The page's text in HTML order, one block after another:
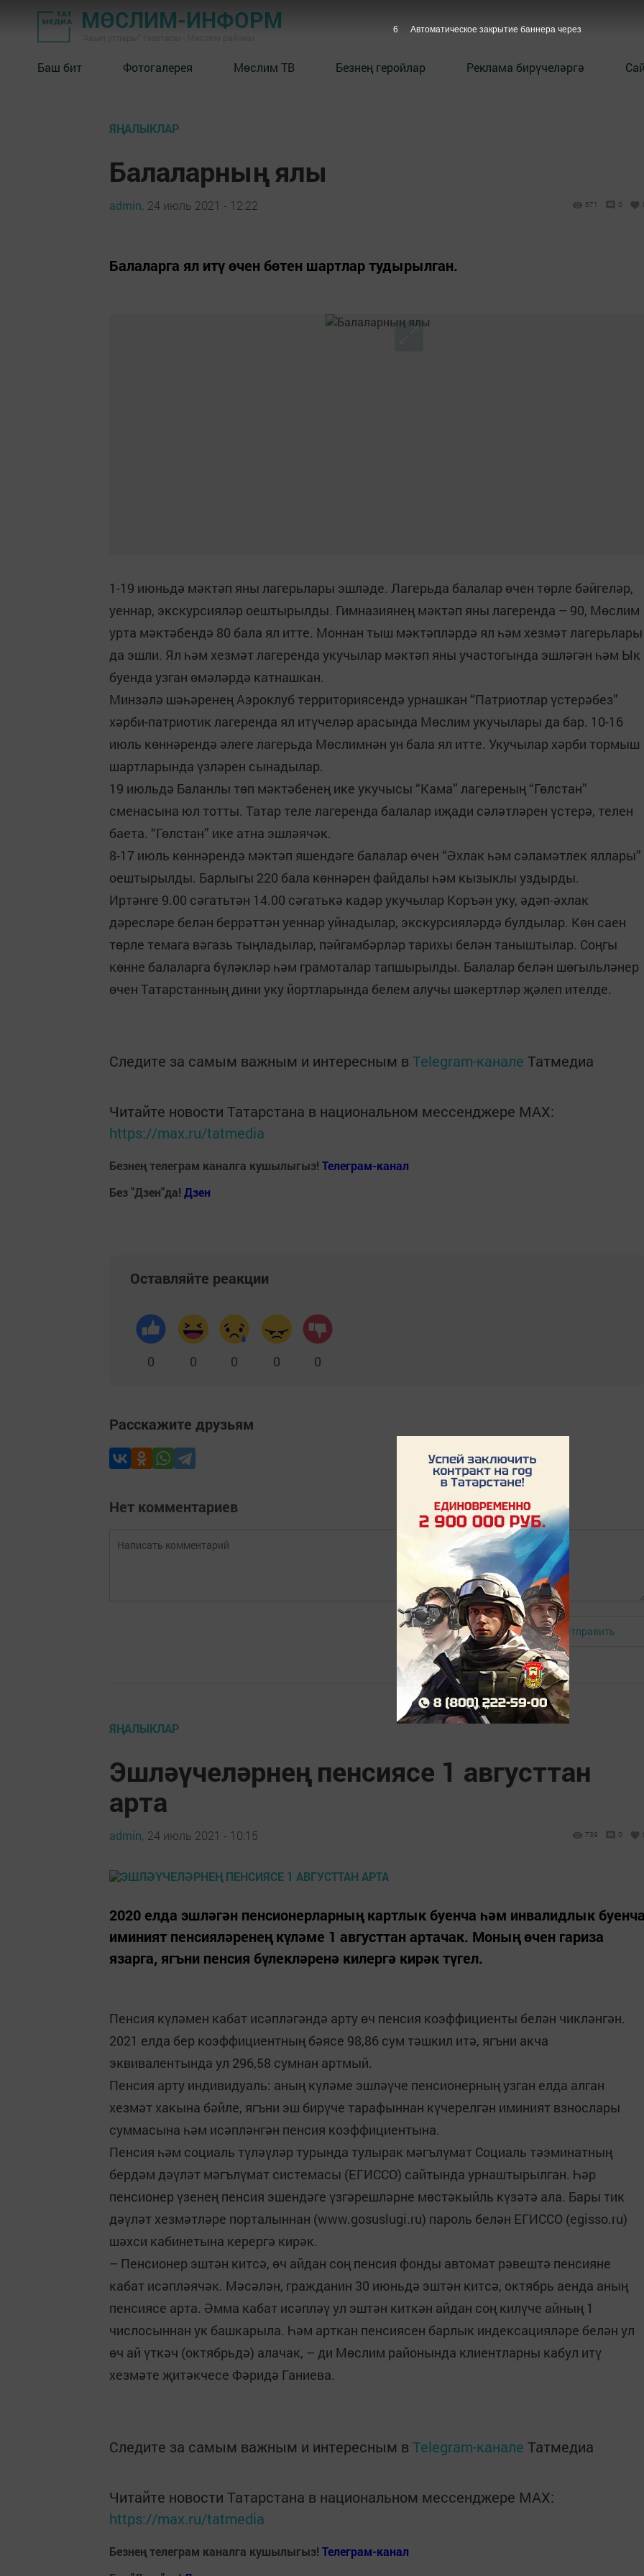
МӨСЛИМ-ИНФОРМ
Баш бит Фотогалерея Мөслим ТВ Безнең геройлар Реклама бирүчеләргә
ЯҢАЛЫКЛАР
Балаларның ялы
admin, 24 июль 2021 - 12:22 671 0
Балаларга ял итү өчен бөтен шартлар тудырылган.
1-19 июньдә мәктәп яны лагерьлары эшләде. Лагерьда балалар өчен төрле бәйгеләр,
уеннар, экскурсияләр оештырылды. Гимназиянең мәктәп яны лагеренда – 90, Мөслим
урта мәктәбендә 80 бала ял итте. Моннан тыш мәктәпләрдә ял һәм хезмәт лагерьлары
да эшли. Ял һәм хезмәт лагеренда укучылар мәктәп яны участогында эшләгән һәм Ык
буенда узган өмәләрдә катнашкан.
Минзәлә шәһәренең Аэроклуб территориясендә урнашкан “Патриотлар үстерәбез”
хәрби-патриотик лагеренда ял итүчеләр арасында Мөслим укучылары да бар. 10-16
июль көннәрендә әлеге лагерьда Мөслимнән ун бала ял итте. Укучылар хәрби тормыш
шартларында үзләрен сынадылар.
19 июльдә Баланлы төп мәктәбенең ике укучысы “Кама” лагереның “Гөлстан”
сменасына юл тотты. Татар теле лагеренда балалар иҗади сәләтләрен үстерә, телен
баета. “Гөлстан” ике атна эшләячәк.
8-17 июль көннәрендә мәктәп яшендәге балалар өчен “Әхлак һәм сәламәтлек яллары”
оештырылды. Барлыгы 220 бала көннәрен файдалы һәм кызыклы уздырды.
Иртәнге 9.00 сәгатьтән 14.00 сәгатькә кадәр укучылар Коръән уку, әдәп-әхлак
дәресләре белән беррәттән уеннар уйнадылар, экскурсияләрдә булдылар. Көн саен
төрле темага вәгазь тыңладылар, пәйгамбәрләр тарихы белән таныштылар. Соңгы
көнне балаларга бүләкләр һәм грамоталар тапшырылды. Балалар белән шөгыльләнер
өчен Татарстанның дини уку йортларында белем алучы шәкертләр җәлеп ителде.
Следите за самым важным и интересным в Telegram-канале Татмедиа
Читайте новости Татарстана в национальном мессенджере MАХ:
https://max.ru/tatmedia
Безнең телеграм каналга кушылыгыз! Телеграм-канал
Без "Дзен"да! Дзен
Оставляйте реакции
0 0 0 0 0
Расскажите друзьям
Нет комментариев
Авторизоваться Отправить
ЯҢАЛЫКЛАР
Эшләүчеләрнең пенсиясе 1 августтан
арта
admin, 24 июль 2021 - 10:15 739 0
2020 елда эшләгән пенсионерларның картлык буенча һәм инвалидлык
иминият пенсияләренең күләме 1 августтан артачак. Моның өчен гариза
язарга, ягъни пенсия бүлекләренә килергә кирәк түгел.
Пенсия күләмен кабат исәпләгәндә арту өч пенсия коэффициенты белән чикләнгән.
2021 елда бер коэффициентның бәясе 98,86 сум тәшкил итә, ягъни акча
эквивалентында ул 296,58 сумнан артмый.
Пенсия арту индивидуаль: аның күләме эшләүче пенсионерның узган елда алган
хезмәт хакына бәйле, ягъни эш бирүче тарафыннан күчерелгән иминият взнослары
суммасына һәм исәпләнгән пенсия коэффициентына.
Пенсия һәм социаль түләүләр турында тулырак мәгълүмат Социаль тәэминатның
бердәм дәүләт мәгълүмат системасы (ЕГИССО) сайтында урнаштырылган. Һәр
пенсионер үзенең пенсия эшендәге үзгәрешләрне мөстәкыйль күзәтә ала. Бары тик
дәүләт хезмәтләре порталыннан (www.gosuslugi.ru) пароль белән ЕГИССО (egisso.ru)
шәхси кабинетына керергә кирәк.
– Пенсионер эштән китсә, өч айдан соң пенсия фонды автомат рәвештә пенсияне
кабат исәпләячәк. Мәсәлән, гражданин 30 июньдә эштән китсә, октябрь аенда аның
пенсиясе арта. Әмма кабат исәпләү ул эштән киткән айдан соң килүче айның 1
числосыннан ук башкарыла. Һәм арткан пенсиясен барлык индексацияләре белән ул
өч ай үткәч (октябрьдә) алачак, – ди Мөслим районында клиентларны кабул итү
хезмәте җитәкчесе Фәридә Ганиева.
Следите за самым важным и интересным в Telegram-канале Татмедиа
Читайте новости Татарстана в национальном мессенджере MАХ:
https://max.ru/tatmedia
Безнең телеграм каналга кушылыгыз! Телеграм-канал
5 Автоматическое закрытие баннера через